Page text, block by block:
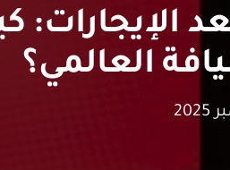
العالمي؟